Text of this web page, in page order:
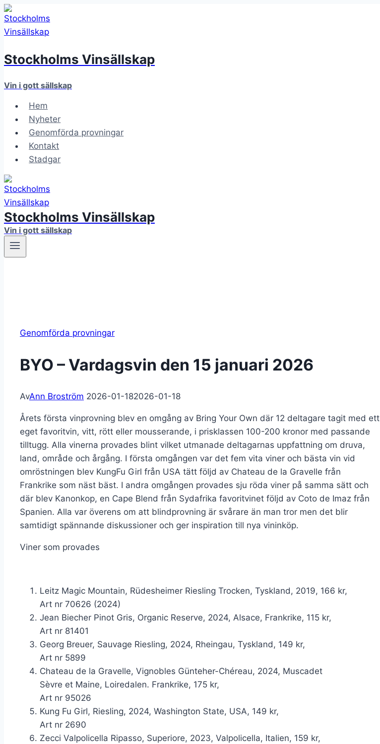
Skip
to
content
Stockholms Vinsällskap
Vin i gott sällskap
Hem
Nyheter
Genomförda provningar
Kontakt
Stadgar
Stockholms Vinsällskap
Vin i gott sällskap
Genomförda provningar
BYO – Vardagsvin den 15 januari 2026
AvAnn Broström 2026-01-182026-01-18
Årets första vinprovning blev en omgång av Bring Your Own där 12 deltagare tagit med ett
eget favoritvin, vitt, rött eller mousserande, i prisklassen 100-200 kronor med passande
tilltugg. Alla vinerna provades blint vilket utmanade deltagarnas uppfattning om druva,
land, område och årgång. I första omgången var det fem vita viner och bästa vin vid
omröstningen blev KungFu Girl från USA tätt följd av Chateau de la Gravelle från
Frankrike som näst bäst. I andra omgången provades sju röda viner på samma sätt och
där blev Kanonkop, en Cape Blend från Sydafrika favoritvinet följd av Coto de Imaz från
Spanien. Alla var överens om att blindprovning är svårare än man tror men det blir
samtidigt spännande diskussioner och ger inspiration till nya vininköp.
Viner som provades
Leitz Magic Mountain, Rüdesheimer Riesling Trocken, Tyskland, 2019, 166 kr,
Art nr 70626 (2024)
Jean Biecher Pinot Gris, Organic Reserve, 2024, Alsace, Frankrike, 115 kr,
Art nr 81401
Georg Breuer, Sauvage Riesling, 2024, Rheingau, Tyskland, 149 kr,
Art nr 5899
Chateau de la Gravelle, Vignobles Günteher-Chéreau, 2024, Muscadet
Sèvre et Maine, Loiredalen. Frankrike, 175 kr,
Art nr 95026
Kung Fu Girl, Riesling, 2024, Washington State, USA, 149 kr,
Art nr 2690
Zecci Valpolicella Ripasso, Superiore, 2023, Valpolicella, Italien, 159 kr,